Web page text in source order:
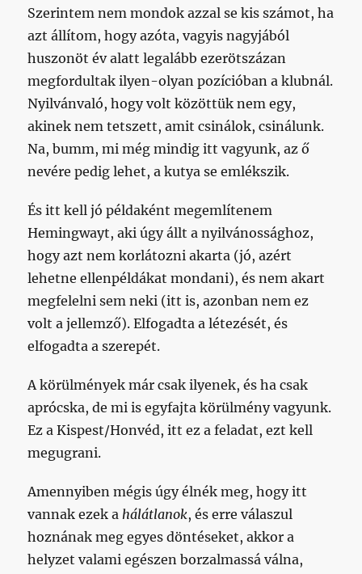
Szerintem nem mondok azzal se kis számot, ha
azt állítom, hogy azóta, vagyis nagyjából
huszonöt év alatt legalább ezerötszázan
megfordultak ilyen-olyan pozícióban a klubnál.
Nyilvánvaló, hogy volt közöttük nem egy,
akinek nem tetszett, amit csinálok, csinálunk.
Na, bumm, mi még mindig itt vagyunk, az ő
nevére pedig lehet, a kutya se emlékszik.
És itt kell jó példaként megemlítenem
Hemingwayt, aki úgy állt a nyilvánossághoz,
hogy azt nem korlátozni akarta (jó, azért
lehetne ellenpéldákat mondani), és nem akart
megfelelni sem neki (itt is, azonban nem ez
volt a jellemző). Elfogadta a létezését, és
elfogadta a szerepét.
A körülmények már csak ilyenek, és ha csak
aprócska, de mi is egyfajta körülmény vagyunk.
Ez a Kispest/Honvéd, itt ez a feladat, ezt kell
megugrani.
Amennyiben mégis úgy élnék meg, hogy itt
vannak ezek ahálátlanok, és erre válaszul
hoznának meg egyes döntéseket, akkor a
helyzet valami egészen borzalmassá válna,